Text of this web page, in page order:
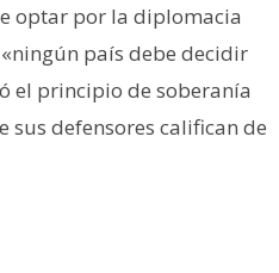
optar por la diplomacia
país debe decidir
el principio de soberanía
defensores califican de